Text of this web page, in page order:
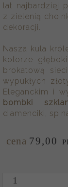
lat najbardziej
z zielenią
dekoracji.
Nasza kula
kolorze
brokatową
wypukłych
Eleganckim i
bombki
diamenciki,
cena 79,00